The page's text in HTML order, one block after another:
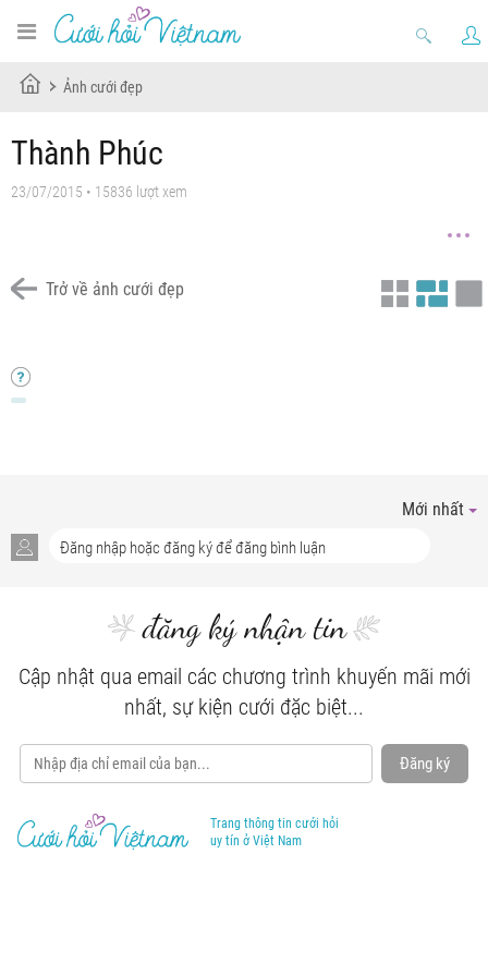
Ảnh cưới đẹp
Thành Phúc
23/07/2015 • 15836 lượt xem
Trở về ảnh cưới đẹp
Chưa có tiêu đề
Chưa có tiêu đề
Chưa có tiêu đề
Chưa có tiêu đề
Chưa có tiêu đề
Chưa có tiêu đề
Chưa có tiêu đề
Chưa có tiêu đề
Chưa có tiêu đề
Mới nhất
đăng ký nhận tin
Cập nhật qua email các chương trình khuyến mãi mới
nhất, sự kiện cưới đặc biệt...
Đăng ký
Trang thông tin cưới hỏi
uy tín ở Việt Nam